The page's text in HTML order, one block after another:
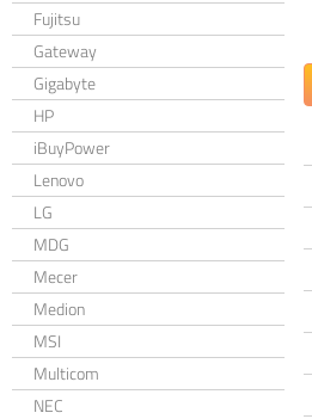
Fujitsu
Gateway
Gigabyte
HP
iBuyPower
Lenovo
LG
MDG
Mecer
Medion
MSI
Multicom
NEC